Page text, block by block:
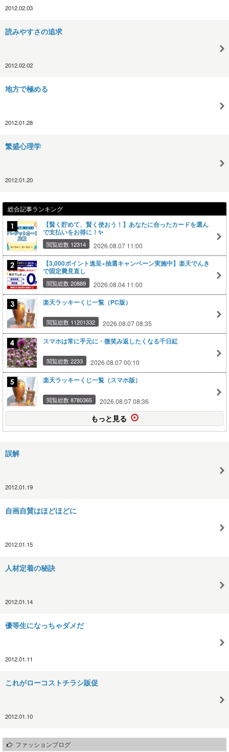
2012.02.03
読みやすさの追求
2012.02.02
地方で極める
2012.01.28
繁盛心理学
2012.01.20
総合記事ランキング
【賢く貯めて、賢く使おう！】あなたに合ったカードを選ん
で支払いをお得に！✨
閲覧総数 12314 2026.08.07 11:00
【3,000ポイント進呈×抽選キャンペーン実施中】楽天でんき
で固定費見直し
閲覧総数 20889 2026.08.04 11:00
楽天ラッキーくじ一覧（PC版）
閲覧総数 11201332 2026.08.07 08:35
スマホは常に手元に・微笑み返したくなる千日紅
閲覧総数 2233 2026.08.07 00:10
楽天ラッキーくじ一覧（スマホ版）
閲覧総数 8780365 2026.08.07 08:36
もっと見る
誤解
2012.01.19
自画自賛はほどほどに
2012.01.15
人材定着の秘訣
2012.01.14
優等生になっちゃダメだ
2012.01.11
これがローコストチラシ販促
2012.01.10
ファッションブログ